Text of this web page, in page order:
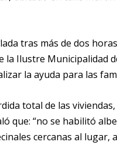
tras más de dos
la Ilustre Municipalidad
la ayuda para las
total de las
que: “no se habilitó
cercanas al